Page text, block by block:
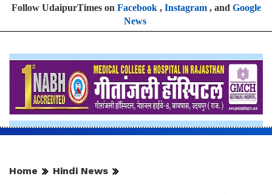
Follow UdaipurTimes on Facebook, Instagram, and Google
News
Home Hindi News